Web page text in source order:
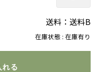
在庫状態 : 在庫有り
送料：送料B